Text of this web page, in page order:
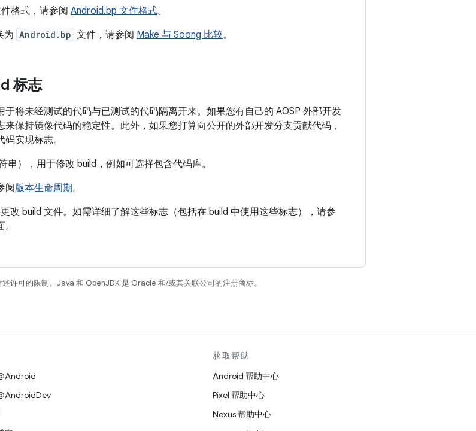
格式，请参阅 Android.bp 文件格式。
为 Android.bp 文件，请参阅 Make 与 Soong 比较。
标志
于将未经测试的代码与已测试的代码隔离开来。如果您有自己的 AOSP 外部开发
保持镜像代码的稳定性。此外，如果您打算向公开的外部开发分支贡献代码，
实现标志。
串），用于修改 build，例如可选择包含代码库。
阅版本生命周期。
改 build 文件。如需详细了解这些标志（包括在 build 中使用这些标志），请参
述许可的限制。Java 和 OpenJDK 是 Oracle 和/或其关联公司的注册商标。
获取帮助
Android 帮助中心
Pixel 帮助中心
Nexus 帮助中心